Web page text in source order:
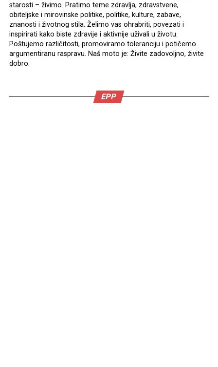
starosti – živimo. Pratimo teme zdravlja, zdravstvene,
obiteljske i mirovinske politike, politike, kulture, zabave,
znanosti i životnog stila. Želimo vas ohrabriti, povezati i
inspirirati kako biste zdravije i aktivnije uživali u životu.
Poštujemo različitosti, promoviramo toleranciju i potičemo
argumentiranu raspravu. Naš moto je: Živite zadovoljno, živite
dobro.
EPP